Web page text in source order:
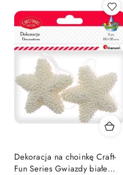
Dekoracja na choinkę Craft-
Fun Series Gwiazdy białe